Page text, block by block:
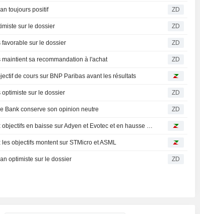
toujours positif ZD
sur le dossier ZD
favorable sur le dossier ZD
maintient sa recommandation à l'achat ZD
de cours sur BNP Paribas avant les résultats
optimiste sur le dossier ZD
Bank conserve son opinion neutre ZD
Avis d'analystes du jour : objectifs en baisse sur Adyen et Evotec et en hausse sur Vallourec et TotalEnergies
objectifs montent sur STMicro et ASML
optimiste sur le dossier ZD